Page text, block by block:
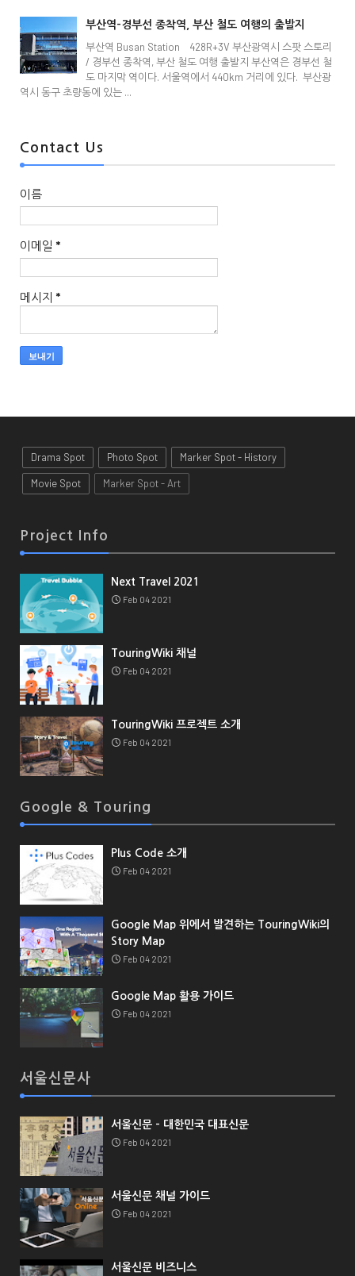
부산역-경부선 종착역, 부산 철도 여행의 출발지
부산역 Busan Station 428R+3V 부산광역시 스팟 스토리
/ 경부선 종착역, 부산 철도 여행 출발지 부산역은 경부선 철
도 마지막 역이다. 서울역에서 440km 거리에 있다. 부산광
역시 동구 초량동에 있는 ...
Contact Us
이름
이메일 *
메시지 *
Drama Spot Photo Spot Marker Spot - History
Movie Spot Marker Spot - Art
Project Info
Next Travel 2021
Feb 04 2021
TouringWiki 채널
Feb 04 2021
TouringWiki 프로젝트 소개
Feb 04 2021
Google & Touring
Plus Code 소개
Feb 04 2021
Google Map 위에서 발견하는 TouringWiki의
Story Map
Feb 04 2021
Google Map 활용 가이드
Feb 04 2021
서울신문사
서울신문 - 대한민국 대표신문
Feb 04 2021
서울신문 채널 가이드
Feb 04 2021
서울신문 비즈니스